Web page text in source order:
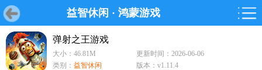
益智休闲 · 鸿蒙游戏
首页 游戏 软件
首页 游戏 软件 鸿蒙
游戏
鸿蒙
软件
弹射之王游戏
大小：46.81M
更新时间：2026-06-06
类别： 益智休闲 版本：v1.11.4